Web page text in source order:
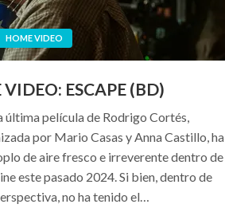
HOME VIDEO
ESCAPE (BD)
última película de Rodrigo Cortés,
por Mario Casas y Anna Castillo, ha
de aire fresco e irreverente dentro de
este pasado 2024. Si bien, dentro de
no ha tenido el…